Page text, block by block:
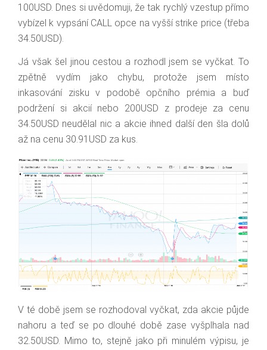
100USD. Dnes si uvědomuji, že tak rychlý vzestup přímo
vybízel k vypsání CALL opce na vyšší strike price (třeba
34.50USD).
Já však šel jinou cestou a rozhodl jsem se vyčkat. To
zpětně vydím jako chybu, protože jsem místo
inkasování zisku v podobě opčního prémia a buď
podržení si akcií nebo 200USD z prodeje za cenu
34.50USD neudělal nic a akcie ihned další den šla dolů
až na cenu 30.91USD za kus.
V té době jsem se rozhodoval vyčkat, zda akcie půjde
nahoru a teď se po dlouhé době zase vyšplhala nad
32.50USD. Mimo to, stejně jako při minulém výpisu, je